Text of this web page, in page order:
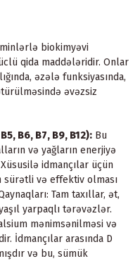
biokimyəvi
qida maddələridir. Onlar
əzələ funksiyasında,
əvəzsiz
B6, B7, B9, B12): Bu
və yağların enerjiyə
idmançılar üçün
sürətli və effektiv olması
Tam taxıllar, ət,
yarpaqlı tərəvəzlər.
mənimsənilməsi və
İdmançılar arasında D
və bu, sümük